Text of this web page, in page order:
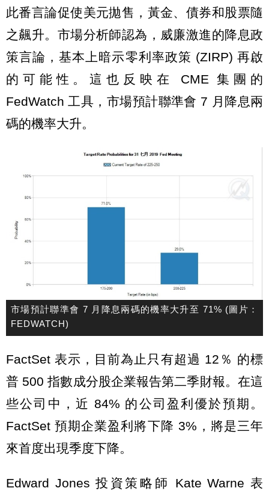
此番言論促使美元拋售，黃金、債券和股票隨
之飆升。市場分析師認為，威廉激進的降息政
策言論，基本上暗示零利率政策 (ZIRP) 再啟
的可能性。這也反映在 CME 集團的
FedWatch 工具，市場預計聯準會 7 月降息兩
碼的機率大升。
市場預計聯準會 7 月降息兩碼的機率大升至 71% (圖片：
FEDWATCH)
FactSet 表示，目前為止只有超過 12％ 的標
普 500 指數成分股企業報告第二季財報。在這
些公司中，近 84% 的公司盈利優於預期。
FactSet 預期企業盈利將下降 3%，將是三年
來首度出現季度下降。
Edward Jones 投資策略師 Kate Warne 表